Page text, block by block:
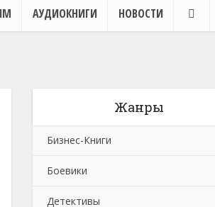
АУДИОКНИГИ НОВОСТИ
Жанры
Бизнес-Книги
Банковское дело
Бухучет, налогообложение, аудит
Боевики
Боевики: Прочее
Детективы